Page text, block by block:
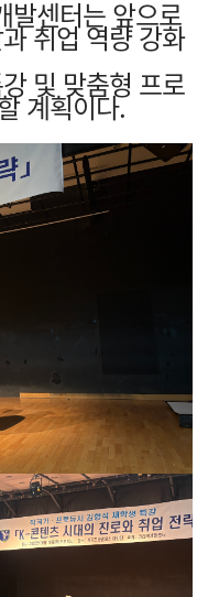
발센터는 앞으로
취업 역량 강화
및 맞춤형 프로
계획이다.